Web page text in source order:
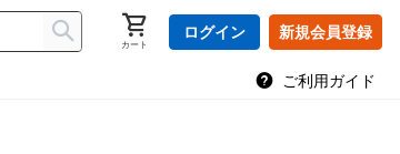
カート
ログイン 新規会員登録
ご利用ガイド